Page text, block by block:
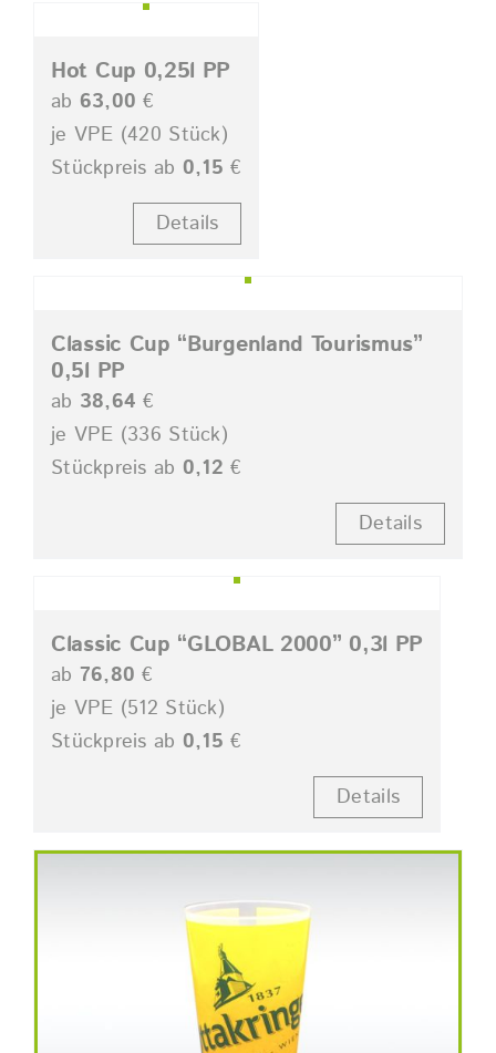
Hot Cup 0,25l PP
ab 63,00 €
je VPE (420 Stück)
Stückpreis ab 0,15 €
Details
Classic Cup “Burgenland Tourismus”
0,5l PP
ab 38,64 €
je VPE (336 Stück)
Stückpreis ab 0,12 €
Details
Classic Cup “GLOBAL 2000” 0,3l PP
ab 76,80 €
je VPE (512 Stück)
Stückpreis ab 0,15 €
Details